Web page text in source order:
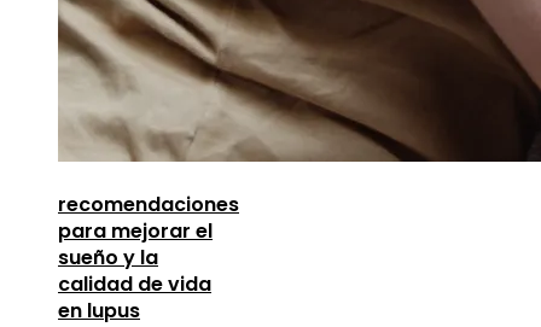
recomendaciones
para mejorar el
sueño y la
calidad de vida
en lupus